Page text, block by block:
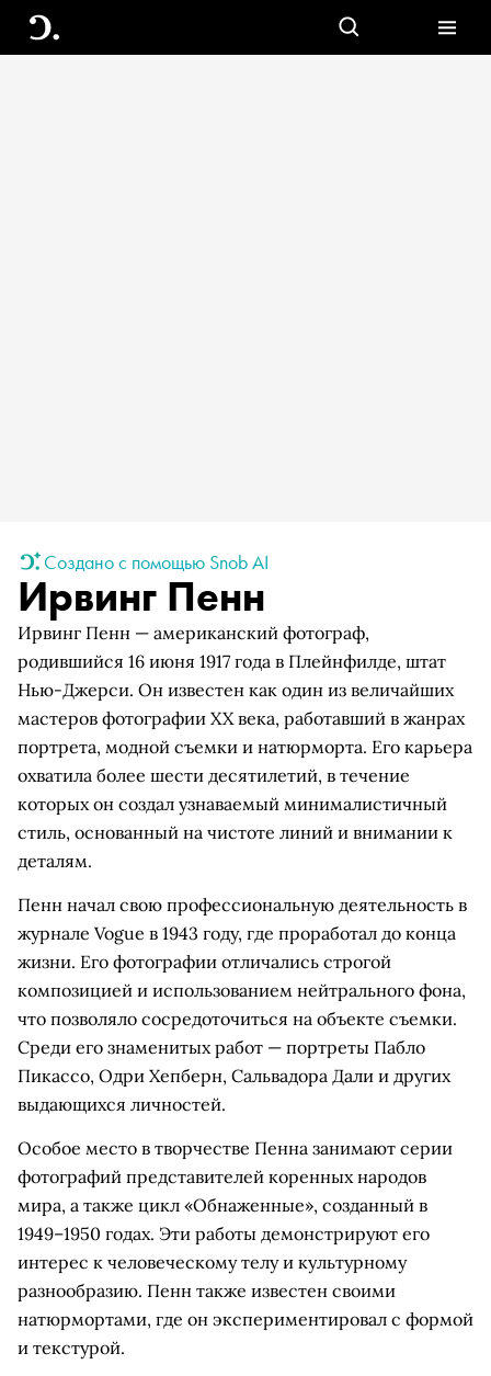
Создано с помощью Snob AI
Ирвинг Пенн
Ирвинг Пенн — американский фотограф,
родившийся 16 июня 1917 года в Плейнфилде, штат
Нью-Джерси. Он известен как один из величайших
мастеров фотографии XX века, работавший в жанрах
портрета, модной съемки и натюрморта. Его карьера
охватила более шести десятилетий, в течение
которых он создал узнаваемый минималистичный
стиль, основанный на чистоте линий и внимании к
деталям.
Пенн начал свою профессиональную деятельность в
журнале Vogue в 1943 году, где проработал до конца
жизни. Его фотографии отличались строгой
композицией и использованием нейтрального фона,
что позволяло сосредоточиться на объекте съемки.
Среди его знаменитых работ — портреты Пабло
Пикассо, Одри Хепберн, Сальвадора Дали и других
выдающихся личностей.
Особое место в творчестве Пенна занимают серии
фотографий представителей коренных народов
мира, а также цикл «Обнаженные», созданный в
1949–1950 годах. Эти работы демонстрируют его
интерес к человеческому телу и культурному
разнообразию. Пенн также известен своими
натюрмортами, где он экспериментировал с формой
и текстурой.